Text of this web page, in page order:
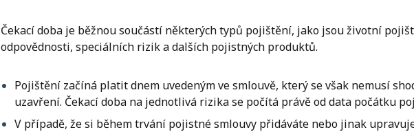
Čekací doba je běžnou součástí některých typů pojištění, jako jsou životní
odpovědnosti, speciálních rizik a dalších pojistných produktů.
Pojištění začíná platit dnem uvedeným ve smlouvě, který se však nemusí
uzavření. Čekací doba na jednotlivá rizika se počítá právě od data počátku
V případě, že si během trvání pojistné smlouvy přidáváte nebo jinak